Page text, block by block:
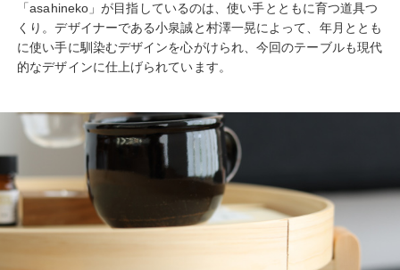
「asahineko」が目指しているのは、使い手とともに育つ道具つ
くり。デザイナーである小泉誠と村澤一晃によって、年月ととも
に使い手に馴染むデザインを心がけられ、今回のテーブルも現代
的なデザインに仕上げられています。